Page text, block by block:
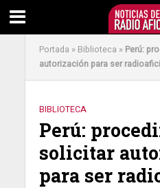
Portada » Biblioteca » Perú:
autorización para ser
BIBLIOTECA
Perú:
solicitar
para ser